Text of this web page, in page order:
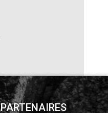
PARTENAIRES